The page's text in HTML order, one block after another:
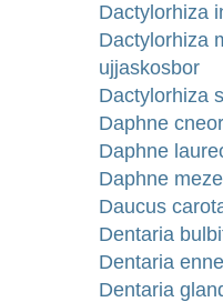
Dactylorhiza
Dactylorhiza
ujjaskosbor
Dactylorhiza
Daphne
Daphne
Daphne
Daucus
Dentaria
Dentaria
Dentaria